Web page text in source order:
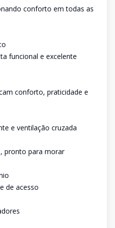
conforto em todas as
funcional e excelente
conforto, praticidade e
e ventilação cruzada
pronto para morar
de acesso